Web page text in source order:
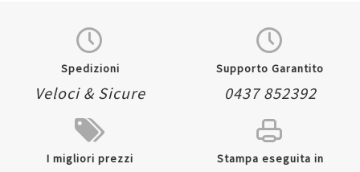
Spedizioni
Veloci & Sicure
Supporto Garantito
0437 852392
I migliori prezzi Stampa eseguita in